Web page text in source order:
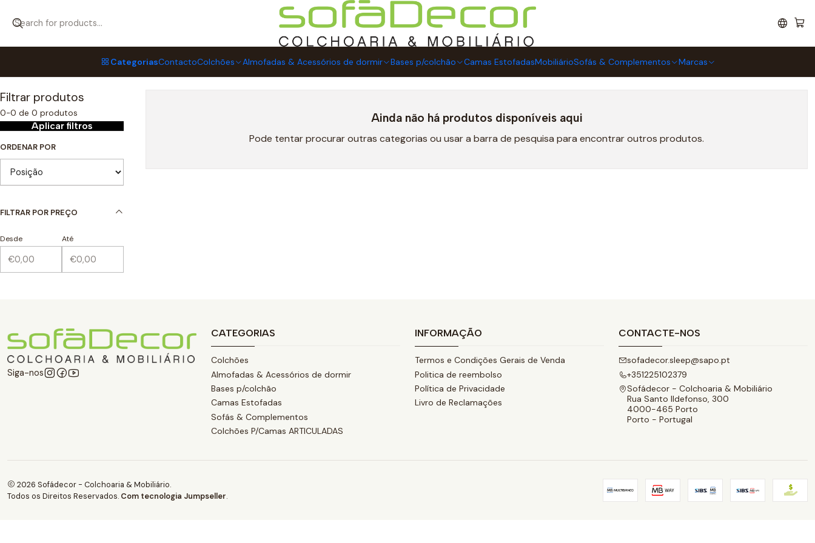
CategoriasContactoColchões Almofadas & Acessórios de dormir Bases p/colchão Camas EstofadasMobiliárioSofás & Complementos Marcas
Mobiliário
Filtrar produtos
0-0 de 0 produtos
Aplicar filtros
ORDENAR POR
FILTRAR POR PREÇO
Desde Até
Ainda não há produtos disponíveis aqui
Pode tentar procurar outras categorias ou usar a barra de pesquisa para encontrar outros produtos.
Siga-nos
CATEGORIAS
Colchões
Almofadas & Acessórios de dormir
Bases p/colchão
Camas Estofadas
Sofás & Complementos
Colchões P/Camas ARTICULADAS
INFORMAÇÃO
Termos e Condições Gerais de Venda
Politica de reembolso
Política de Privacidade
Livro de Reclamações
CONTACTE-NOS
sofadecor.sleep@sapo.pt
+351225102379
Sofádecor - Colchoaria & Mobiliário
Rua Santo Ildefonso, 300
4000-465 Porto
Porto - Portugal
2026 Sofádecor - Colchoaria & Mobiliário.
Todos os Direitos Reservados. Com tecnologia Jumpseller.